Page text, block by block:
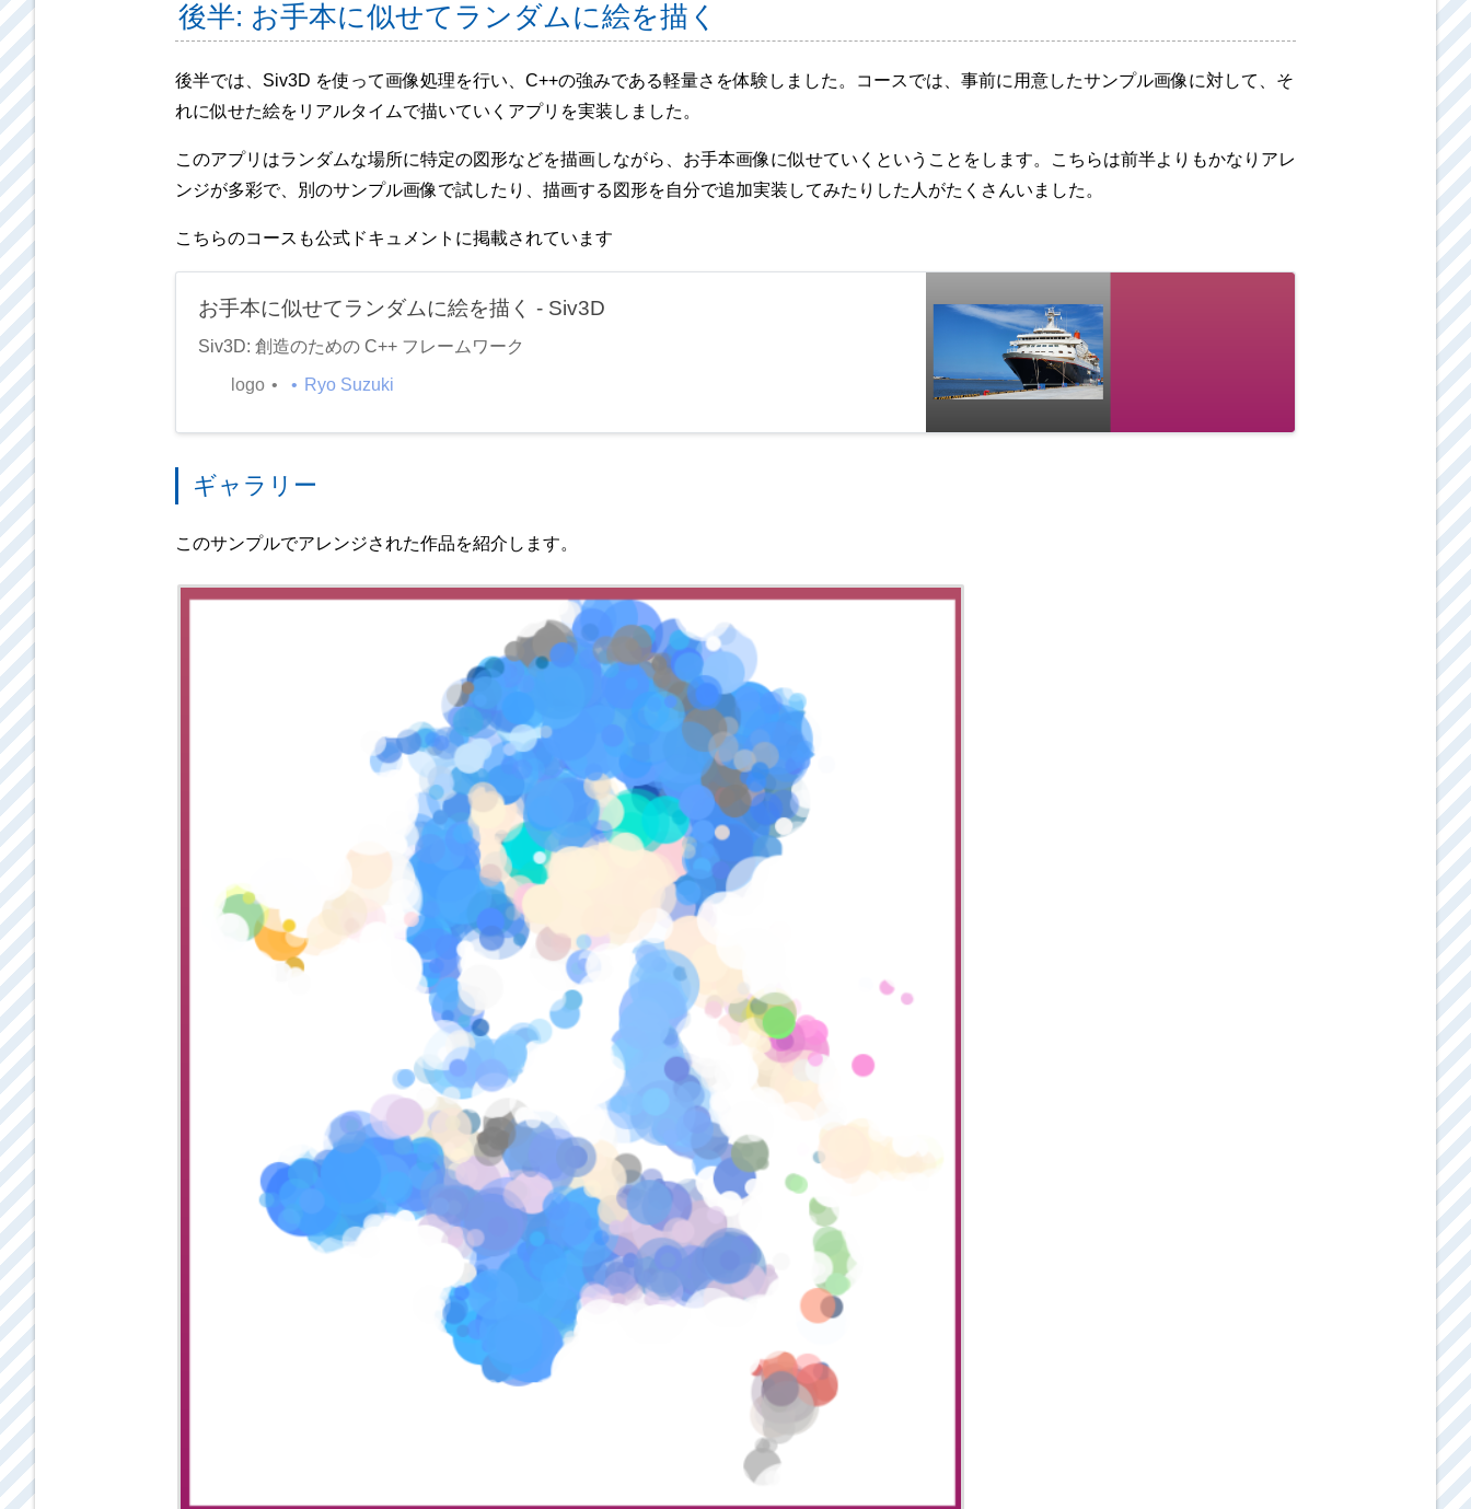
後半: お手本に似せてランダムに絵を描く
後半では、Siv3D を使って画像処理を行い、C++の強みである軽量さを体験しました。コースでは、事前に用意したサンプル画像に対して、そ
れに似せた絵をリアルタイムで描いていくアプリを実装しました。
このアプリはランダムな場所に特定の図形などを描画しながら、お手本画像に似せていくということをします。こちらは前半よりもかなりアレ
ンジが多彩で、別のサンプル画像で試したり、描画する図形を自分で追加実装してみたりした人がたくさんいました。
こちらのコースも公式ドキュメントに掲載されています
お手本に似せてランダムに絵を描く - Siv3D
Siv3D: 創造のための C++ フレームワーク
logo Ryo Suzuki
ギャラリー
このサンプルでアレンジされた作品を紹介します。